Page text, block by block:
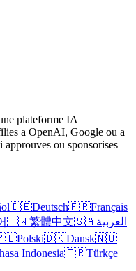
plateforme IA
a OpenAI, Google ou a
ou sponsorises
🇩🇪Deutsch🇫🇷Français
🇹🇼繁體中文🇸🇦العربية
Polski🇩🇰Dansk🇳🇴
Indonesia🇹🇷Türkçe